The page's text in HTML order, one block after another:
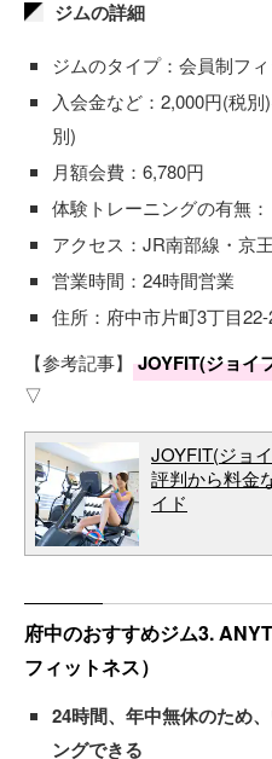
ジムの詳細
ジムのタイプ：会員制フ
入会金など：2,000円(税
別)
月額会費：6,780円
体験トレーニングの有無：
アクセス：JR南部線・京
営業時間：24時間営業
住所：府中市片町3丁目
【参考記事】
JOYFIT(ジョイ
▽
JOYFIT(ジョ
評判から料金
イド
府中のおすすめジム3.
フィットネス）
24時間、年中無休のため
ングできる